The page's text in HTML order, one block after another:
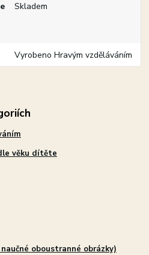
Skladem
Vyrobeno Hravým vzděláváním
věku dítěte
oboustranné obrázky)